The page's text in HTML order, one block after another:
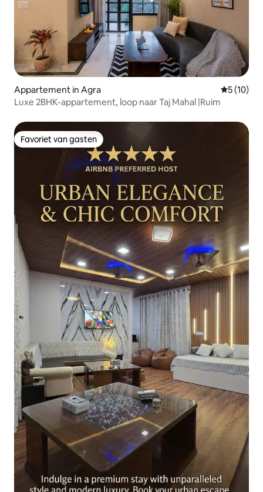
Appartement in Agra
5 (10)
Luxe 2BHK-appartement, loop naar Taj Mahal |Ruim
Favoriet van gasten
Favoriet van gasten